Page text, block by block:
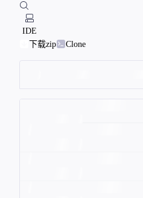
IDE
下载zip
Clone